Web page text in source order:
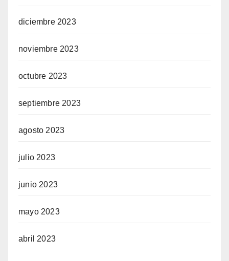
diciembre 2023
noviembre 2023
octubre 2023
septiembre 2023
agosto 2023
julio 2023
junio 2023
mayo 2023
abril 2023